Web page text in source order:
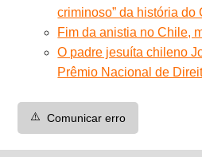
criminoso” da história do
Fim da anistia no Chile,
O padre jesuíta chileno
Prêmio Nacional de
⚠️ Comunicar erro